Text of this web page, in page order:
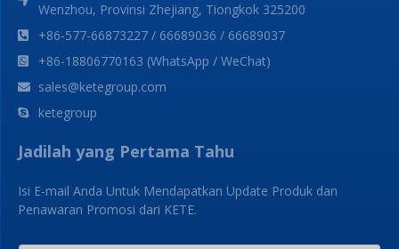
Wenzhou, Provinsi Zhejiang, Tiongkok 325200
+86-577-66873227 / 66689036 / 66689037
+86-18806770163 (WhatsApp / WeChat)
sales@ketegroup.com
ketegroup
Jadilah yang Pertama Tahu
Isi E-mail Anda Untuk Mendapatkan Update Produk dan
Penawaran Promosi dari KETE.